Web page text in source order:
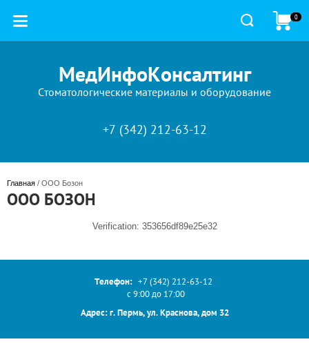
МедИнфоКонсалтинг
Стоматологические материалы и оборудование
+7 (342) 212-63-12
0
Главная / ООО Бозон
ООО БОЗОН
Verification: 353656df89e25e32
Телефон: +7 (342) 212-63-12
с 9:00 до 17:00
Адрес: г. Пермь, ул. Краснова, дом 32